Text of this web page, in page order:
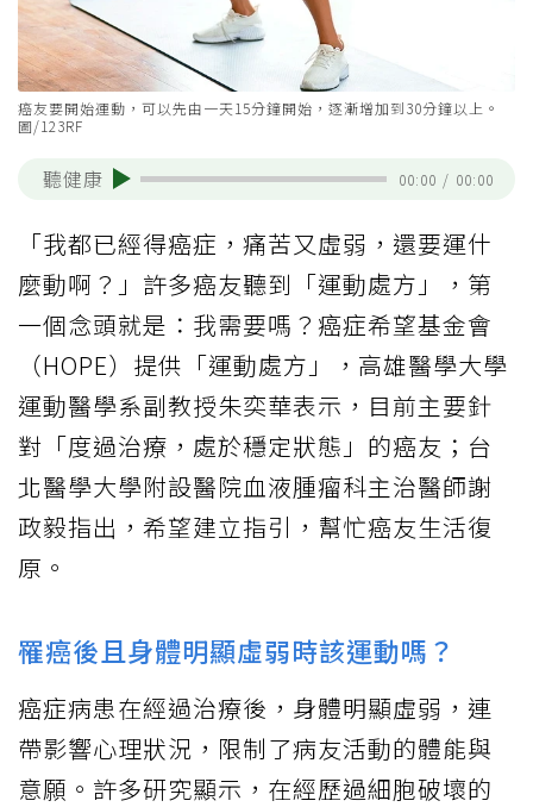
癌友要開始運動，可以先由一天15分鐘開始，逐漸增加到30分鐘以上。
圖/123RF
聽健康 00:00 / 00:00
「我都已經得癌症，痛苦又虛弱，還要運什
麼動啊？」許多癌友聽到「運動處方」，第
一個念頭就是：我需要嗎？癌症希望基金會
（HOPE）提供「運動處方」，高雄醫學大學
運動醫學系副教授朱奕華表示，目前主要針
對「度過治療，處於穩定狀態」的癌友；台
北醫學大學附設醫院血液腫瘤科主治醫師謝
政毅指出，希望建立指引，幫忙癌友生活復
原。
罹癌後且身體明顯虛弱時該運動嗎？
癌症病患在經過治療後，身體明顯虛弱，連
帶影響心理狀況，限制了病友活動的體能與
意願。許多研究顯示，在經歷過細胞破壞的